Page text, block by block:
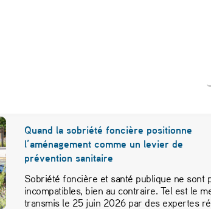
Quand la sobriété foncière positionne
l’aménagement comme un levier de
prévention sanitaire
Sobriété foncière et santé publique ne sont
incompatibles, bien au contraire. Tel est le
transmis le 25 juin 2026 par des expertes